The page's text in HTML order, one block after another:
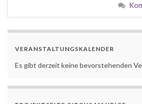
VERANSTALTUNGSKALENDER
Es gibt derzeit keine bevorstehenden